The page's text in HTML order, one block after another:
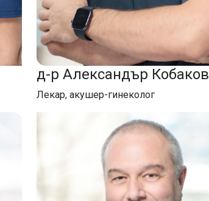
д-р Александър Кобаков
Лекар, акушер-гинеколог